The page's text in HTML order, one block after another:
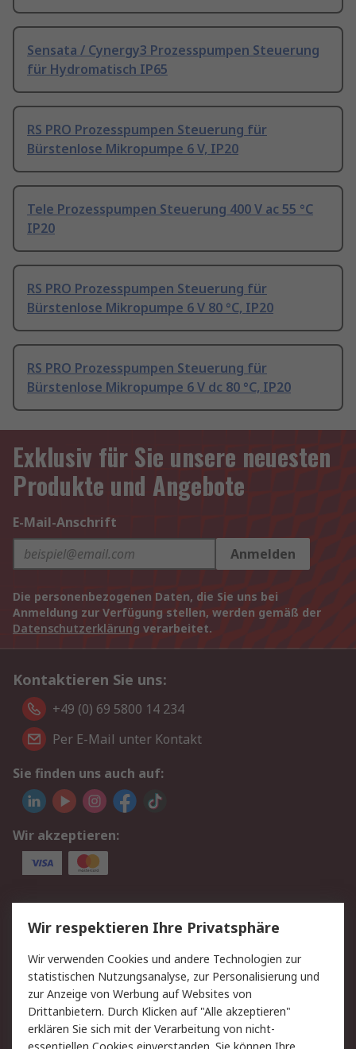
Sensata / Cynergy3 Prozesspumpen Steuerung
für Hydromatisch IP65
RS PRO Prozesspumpen Steuerung für
Bürstenlose Mikropumpe 6 V, IP20
Tele Prozesspumpen Steuerung 400 V ac 55 °C
IP20
RS PRO Prozesspumpen Steuerung für
Bürstenlose Mikropumpe 6 V 80 °C, IP20
RS PRO Prozesspumpen Steuerung für
Bürstenlose Mikropumpe 6 V dc 80 °C, IP20
Exklusiv für Sie unsere neuesten
Produkte und Angebote
E-Mail-Anschrift
Anmelden
Die personenbezogenen Daten, die Sie uns bei
Anmeldung zur Verfügung stellen, werden gemäß der
Datenschutzerklärung verarbeitet.
Kontaktieren Sie uns:
+49 (0) 69 5800 14 234
Per E-Mail unter Kontakt
Sie finden uns auch auf:
Wir akzeptieren:
Service
Value Added Services
Lieferlösungen
Rücksendungen
Kontakt
Hilfe
Privatkunden
Rechtliches
Wir respektieren Ihre Privatsphäre
Wir verwenden Cookies und andere Technologien zur
statistischen Nutzungsanalyse, zur Personalisierung und
zur Anzeige von Werbung auf Websites von
Drittanbietern. Durch Klicken auf "Alle akzeptieren"
erklären Sie sich mit der Verarbeitung von nicht-